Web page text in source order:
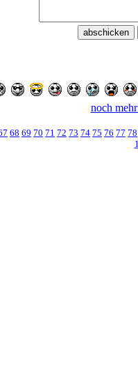
noch
68 69 70 71 72 73 74 75 76 77 78